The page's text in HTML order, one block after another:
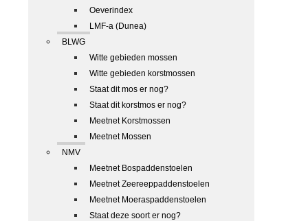
Oeverindex
LMF-a (Dunea)
BLWG
Witte gebieden mossen
Witte gebieden korstmossen
Staat dit mos er nog?
Staat dit korstmos er nog?
Meetnet Korstmossen
Meetnet Mossen
NMV
Meetnet Bospaddenstoelen
Meetnet Zeereeppaddenstoelen
Meetnet Moeraspaddenstoelen
Staat deze soort er nog?